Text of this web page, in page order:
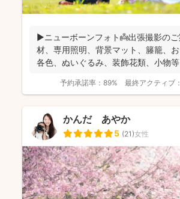
▶︎ニューボーンフォト👼出張撮影の
材、専用照明、背景マット、籐籠、
各色、ぬいぐるみ、装飾花類、小物
予約承諾率： 89% 最終アクティブ：
かんだ あやか
5 (21)女性